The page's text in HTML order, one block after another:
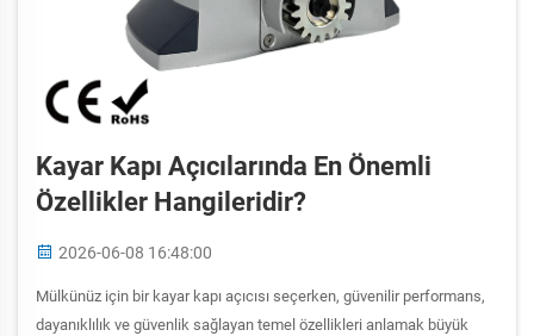
Kayar Kapı Açıcılarında En Önemli
Özellikler Hangileridir?
2026-06-08 16:48:00
Mülkünüz için bir kayar kapı açıcısı seçerken, güvenilir performans,
dayanıklılık ve güvenlik sağlayan temel özellikleri anlamak büyük